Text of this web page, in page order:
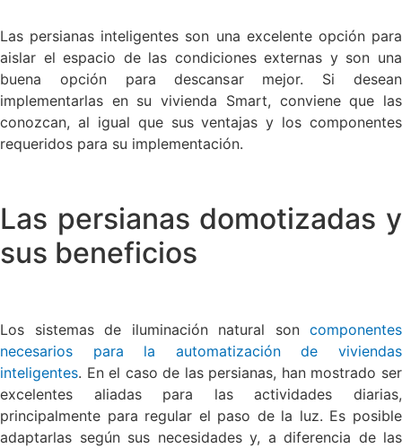
Las persianas inteligentes son una excelente opción para
aislar el espacio de las condiciones externas y son una
buena opción para descansar mejor. Si desean
implementarlas en su vivienda Smart, conviene que las
conozcan, al igual que sus ventajas y los componentes
requeridos para su implementación.
Las persianas domotizadas y
sus beneficios
Los sistemas de iluminación natural son componentes
necesarios para la automatización de viviendas
inteligentes. En el caso de las persianas, han mostrado ser
excelentes aliadas para las actividades diarias,
principalmente para regular el paso de la luz. Es posible
adaptarlas según sus necesidades y, a diferencia de las